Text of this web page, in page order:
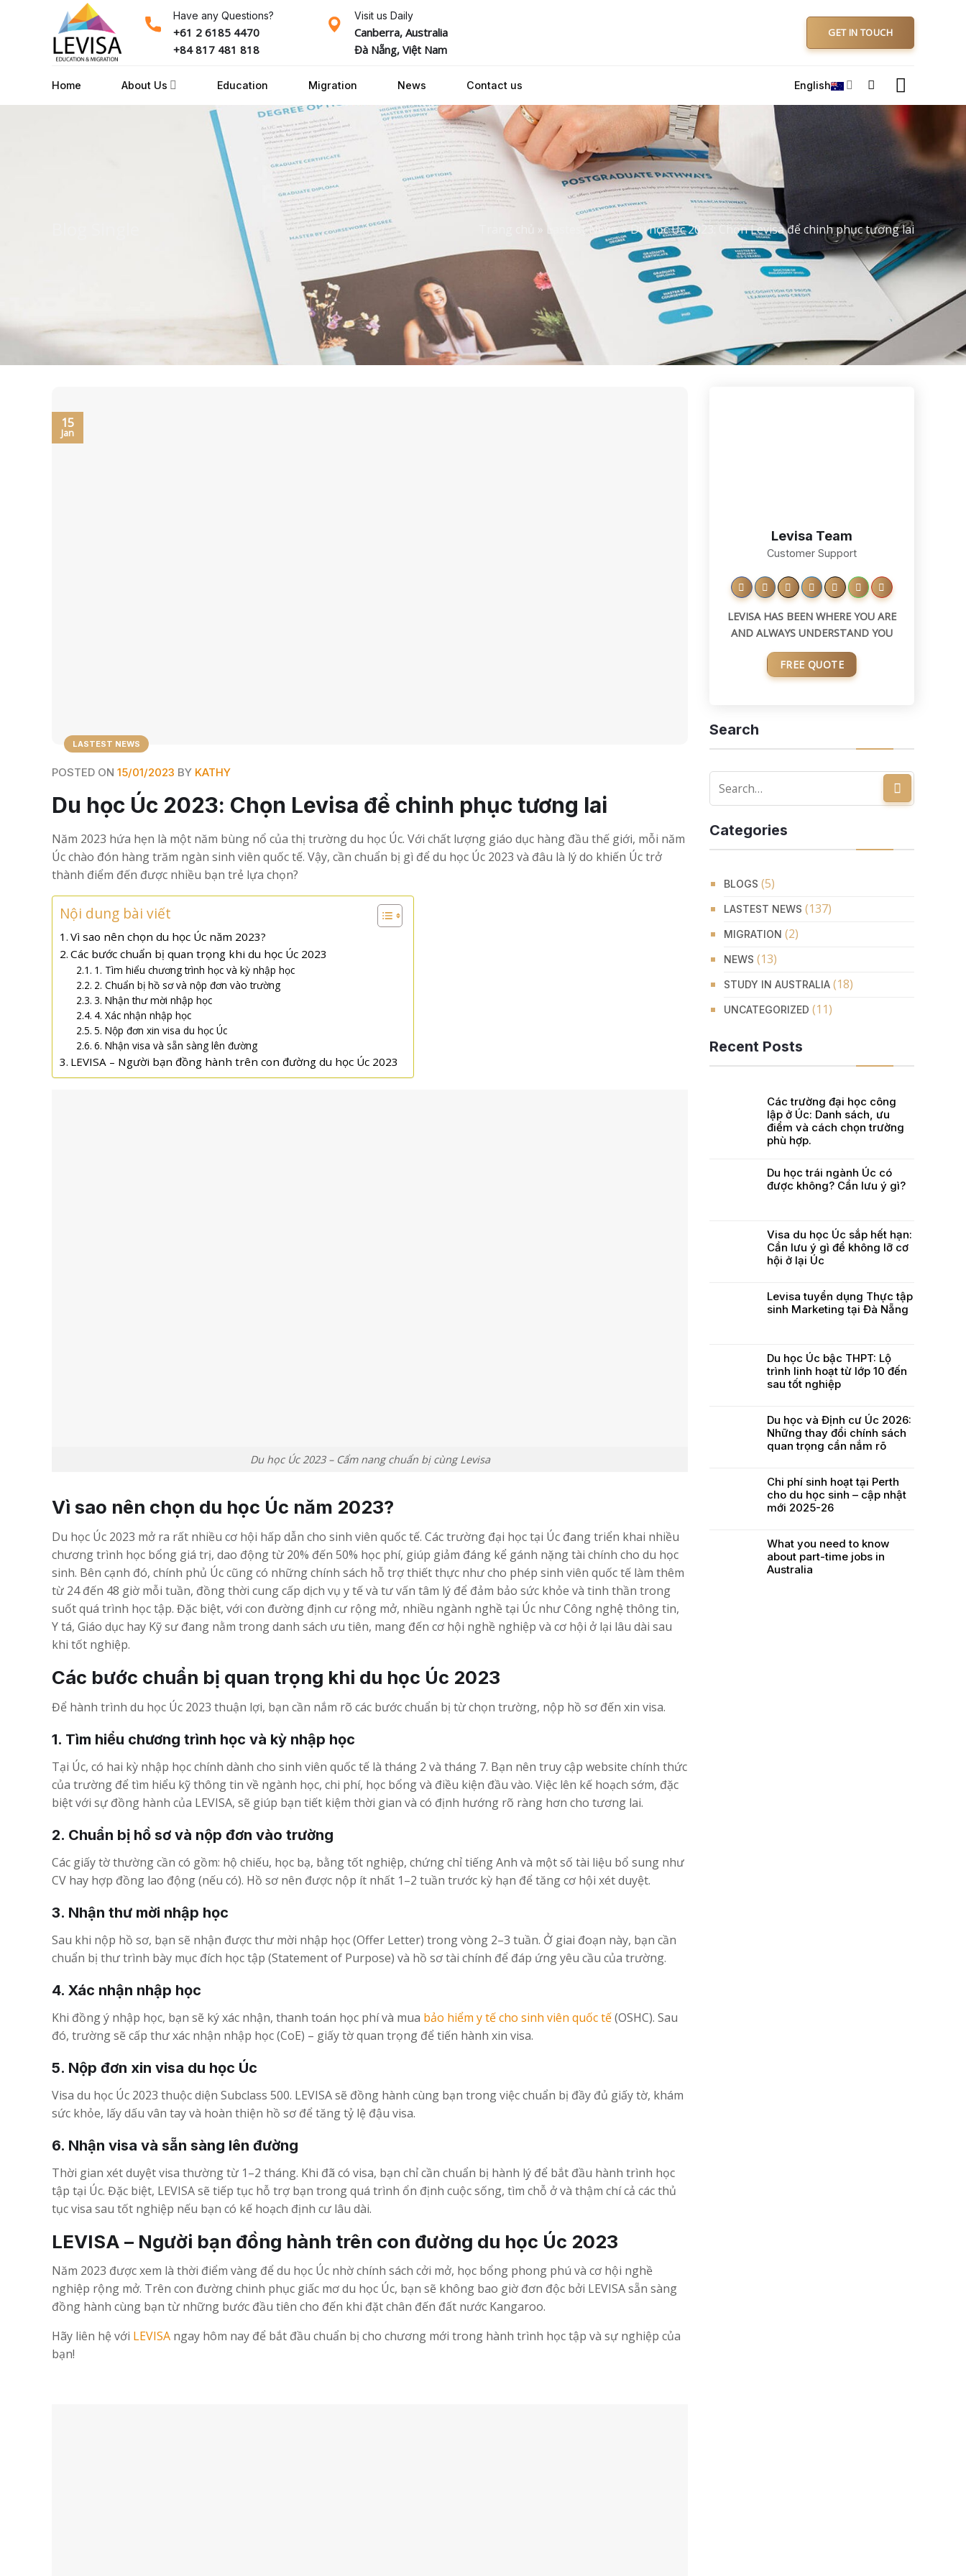
Have any Questions?
+61 2 6185 4470
+84 817 481 818
Visit us Daily
Canberra, Australia
Đà Nẵng, Việt Nam
GET IN TOUCH
Home About Us Education Migration News Contact us English
» Lastest News»Du học Úc 2023: Chọn Levisa để chinh phục tương lai
15
Jan
LASTEST NEWS
POSTED ON 15/01/2023 BY KATHY
Du học Úc 2023: Chọn Levisa để chinh phục tương lai
Năm 2023 hứa hẹn là một năm bùng nổ của thị trường du học Úc. Với chất lượng giáo dục hàng đầu thế giới, mỗi năm
Úc chào đón hàng trăm ngàn sinh viên quốc tế. Vậy, cần chuẩn bị gì để du học Úc 2023 và đâu là lý do khiến Úc trở
thành điểm đến được nhiều bạn trẻ lựa chọn?
Nội dung bài viết
Vì sao nên chọn du học Úc năm 2023?
Các bước chuẩn bị quan trọng khi du học Úc 2023
1. Tìm hiểu chương trình học và kỳ nhập học
2. Chuẩn bị hồ sơ và nộp đơn vào trường
3. Nhận thư mời nhập học
4. Xác nhận nhập học
5. Nộp đơn xin visa du học Úc
6. Nhận visa và sẵn sàng lên đường
LEVISA – Người bạn đồng hành trên con đường du học Úc 2023
Du học Úc 2023 – Cẩm nang chuẩn bị cùng Levisa
Vì sao nên chọn du học Úc năm 2023?
Du học Úc 2023 mở ra rất nhiều cơ hội hấp dẫn cho sinh viên quốc tế. Các trường đại học tại Úc đang triển khai nhiều
chương trình học bổng giá trị, dao động từ 20% đến 50% học phí, giúp giảm đáng kể gánh nặng tài chính cho du học
sinh. Bên cạnh đó, chính phủ Úc cũng có những chính sách hỗ trợ thiết thực như cho phép sinh viên quốc tế làm thêm
từ 24 đến 48 giờ mỗi tuần, đồng thời cung cấp dịch vụ y tế và tư vấn tâm lý để đảm bảo sức khỏe và tinh thần trong
suốt quá trình học tập. Đặc biệt, với con đường định cư rộng mở, nhiều ngành nghề tại Úc như Công nghệ thông tin,
Y tá, Giáo dục hay Kỹ sư đang nằm trong danh sách ưu tiên, mang đến cơ hội nghề nghiệp và cơ hội ở lại lâu dài sau
khi tốt nghiệp.
Các bước chuẩn bị quan trọng khi du học Úc 2023
Để hành trình du học Úc 2023 thuận lợi, bạn cần nắm rõ các bước chuẩn bị từ chọn trường, nộp hồ sơ đến xin visa.
1. Tìm hiểu chương trình học và kỳ nhập học
Tại Úc, có hai kỳ nhập học chính dành cho sinh viên quốc tế là tháng 2 và tháng 7. Bạn nên truy cập website chính thức
của trường để tìm hiểu kỹ thông tin về ngành học, chi phí, học bổng và điều kiện đầu vào. Việc lên kế hoạch sớm, đặc
biệt với sự đồng hành của LEVISA, sẽ giúp bạn tiết kiệm thời gian và có định hướng rõ ràng hơn cho tương lai.
2. Chuẩn bị hồ sơ và nộp đơn vào trường
Các giấy tờ thường cần có gồm: hộ chiếu, học bạ, bằng tốt nghiệp, chứng chỉ tiếng Anh và một số tài liệu bổ sung như
CV hay hợp đồng lao động (nếu có). Hồ sơ nên được nộp ít nhất 1–2 tuần trước kỳ hạn để tăng cơ hội xét duyệt.
3. Nhận thư mời nhập học
Sau khi nộp hồ sơ, bạn sẽ nhận được thư mời nhập học (Offer Letter) trong vòng 2–3 tuần. Ở giai đoạn này, bạn cần
chuẩn bị thư trình bày mục đích học tập (Statement of Purpose) và hồ sơ tài chính để đáp ứng yêu cầu của trường.
4. Xác nhận nhập học
Khi đồng ý nhập học, bạn sẽ ký xác nhận, thanh toán học phí và mua bảo hiểm y tế cho sinh viên quốc tế(OSHC). Sau
đó, trường sẽ cấp thư xác nhận nhập học (CoE) – giấy tờ quan trọng để tiến hành xin visa.
5. Nộp đơn xin visa du học Úc
Visa du học Úc 2023 thuộc diện Subclass 500. LEVISA sẽ đồng hành cùng bạn trong việc chuẩn bị đầy đủ giấy tờ, khám
sức khỏe, lấy dấu vân tay và hoàn thiện hồ sơ để tăng tỷ lệ đậu visa.
6. Nhận visa và sẵn sàng lên đường
Thời gian xét duyệt visa thường từ 1–2 tháng. Khi đã có visa, bạn chỉ cần chuẩn bị hành lý để bắt đầu hành trình học
tập tại Úc. Đặc biệt, LEVISA sẽ tiếp tục hỗ trợ bạn trong quá trình ổn định cuộc sống, tìm chỗ ở và thậm chí cả các thủ
tục visa sau tốt nghiệp nếu bạn có kế hoạch định cư lâu dài.
LEVISA – Người bạn đồng hành trên con đường du học Úc 2023
Năm 2023 được xem là thời điểm vàng để du học Úc nhờ chính sách cởi mở, học bổng phong phú và cơ hội nghề
nghiệp rộng mở. Trên con đường chinh phục giấc mơ du học Úc, bạn sẽ không bao giờ đơn độc bởi LEVISA sẵn sàng
đồng hành cùng bạn từ những bước đầu tiên cho đến khi đặt chân đến đất nước Kangaroo.
Hãy liên hệ với LEVISA ngay hôm nay để bắt đầu chuẩn bị cho chương mới trong hành trình học tập và sự nghiệp của
bạn!
Levisa Team
Customer Support
LEVISA HAS BEEN WHERE YOU ARE
AND ALWAYS UNDERSTAND YOU
FREE QUOTE
Search
Categories
BLOGS (5)
LASTEST NEWS (137)
MIGRATION (2)
NEWS (13)
STUDY IN AUSTRALIA (18)
UNCATEGORIZED (11)
Recent Posts
Các trường đại học công
lập ở Úc: Danh sách, ưu
điểm và cách chọn trường
phù hợp.
Du học trái ngành Úc có
được không? Cần lưu ý gì?
Visa du học Úc sắp hết hạn:
Cần lưu ý gì để không lỡ cơ
hội ở lại Úc
Levisa tuyển dụng Thực tập
sinh Marketing tại Đà Nẵng
Du học Úc bậc THPT: Lộ
trình linh hoạt từ lớp 10 đến
sau tốt nghiệp
Du học và Định cư Úc 2026:
Những thay đổi chính sách
quan trọng cần nắm rõ
Chi phí sinh hoạt tại Perth
cho du học sinh – cập nhật
mới 2025-26
What you need to know
about part-time jobs in
Australia